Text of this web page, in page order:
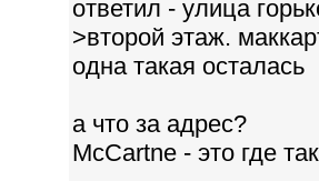
ответил - улица
>второй этаж.
одна такая осталась
а что за адрес?
McCartne - это где